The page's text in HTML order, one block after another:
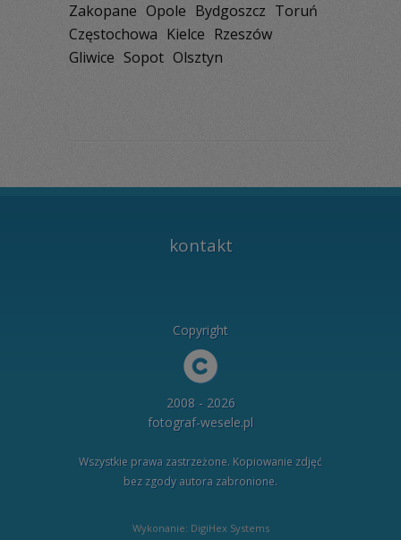
Zakopane Opole Bydgoszcz Toruń
Częstochowa Kielce Rzeszów
Gliwice Sopot Olsztyn
kontakt
Copyright
2008 - 2026
fotograf-wesele.pl
Wszystkie prawa zastrzeżone. Kopiowanie zdjęć
bez zgody autora zabronione.
Wykonanie: DigiHex Systems